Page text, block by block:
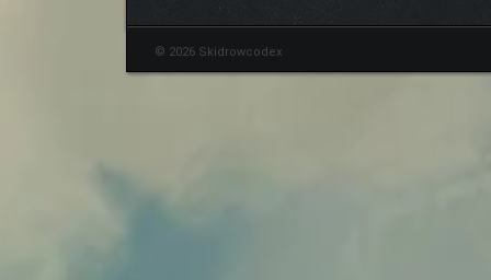
© 2026 Skidrowcodex